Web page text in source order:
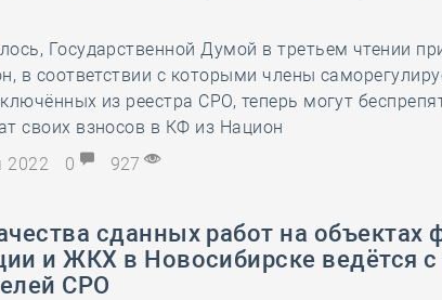
Государственной Думой в третьем чтении
в соответствии с которыми члены
из реестра СРО, теперь могут
своих взносов в КФ из Национ
2022
0 927
сданных работ на объектах
и ЖКХ в Новосибирске ведётся с
СРО